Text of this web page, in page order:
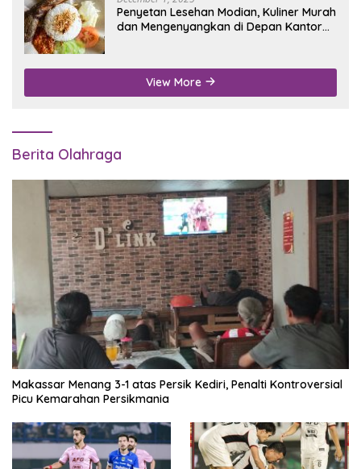
Penyetan Lesehan Modian, Kuliner Murah
dan Mengenyangkan di Depan Kantor
View More
Berita Olahraga
Makassar Menang 3-1 atas Persik Kediri, Penalti Kontroversial
Picu Kemarahan Persikmania